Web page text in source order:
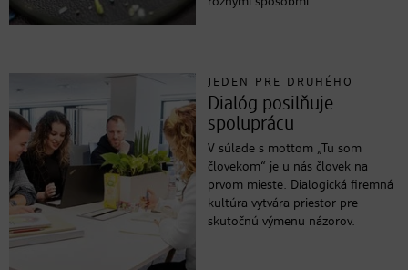
JEDEN PRE DRUHÉHO
Dialóg posilňuje
spoluprácu
V súlade s mottom „Tu som
človekom“ je u nás človek na
prvom mieste. Dialogická firemná
kultúra vytvára priestor pre
skutočnú výmenu názorov.